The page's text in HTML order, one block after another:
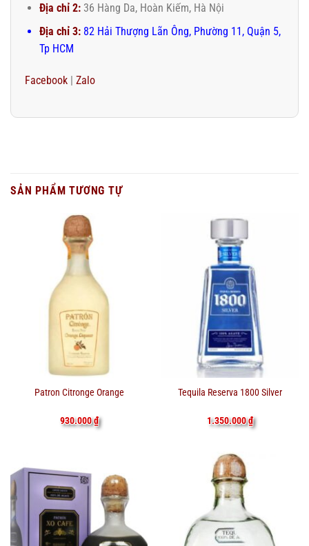
Địa chỉ 2:36 Hàng Da, Hoàn Kiếm, Hà Nội
Địa chỉ 3:82 Hải Thượng Lãn Ông, Phường 11, Quận 5,
Tp HCM
Facebook | Zalo
SẢN PHẨM TƯƠNG TỰ
Patron Citronge Orange
930.000₫
Tequila Reserva 1800 Silver
1.350.000₫